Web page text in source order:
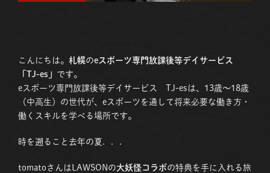
こんにちは。 札幌のeスポーツ専門放課後等デイサービス
「TJ-es」 です。
eスポーツ専門放課後等デイサービス TJ-esは、13歳〜18歳
（中高生）の世代が、eスポーツを通して将来必要な働き方・
働くスキルを学べる場所です。
時を遡ること去年の夏．．．
tomatoさんはLAWSONの大妖怪コラボの特典を手に入れる旅